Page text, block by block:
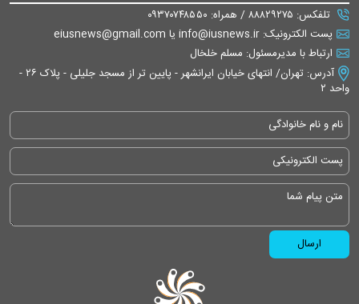
تلفکس: ۸۸۸۲۹۲۷۵ / همراه: ۰۹۳۷۰۷۴۸۵۵۰
پست الکترونیک: info@iusnews.ir یا eiusnews@gmail.com
ارتباط با مدیرمسئول: مسلم خلخال
آدرس: تهران/ انتهای خیابان ایرانشهر - پایین تر از مسجد جلیلی - پلاک ۲۶ -
واحد ۲